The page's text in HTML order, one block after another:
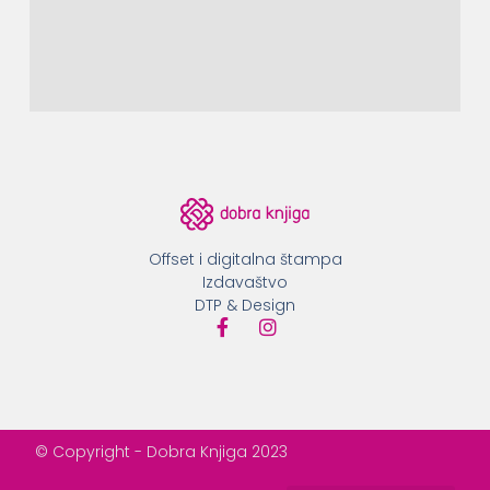
Offset i digitalna štampa
Izdavaštvo
DTP & Design
© Copyright - Dobra Knjiga 2023